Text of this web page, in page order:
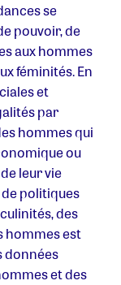
se
pouvoir, de
aux hommes
féminités. En
et
par
hommes qui
ou
leur vie
politiques
des
hommes est
données
et des